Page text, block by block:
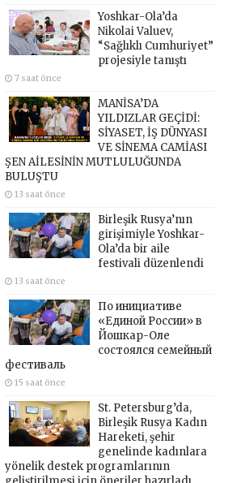
Yoshkar-Ola’da
Nikolai Valuev,
“Sağlıklı Cumhuriyet”
projesiyle tanıştı
7 saat önce
MANİSA’DA
YILDIZLAR GEÇİDİ:
SİYASET, İŞ DÜNYASI
VE SİNEMA CAMİASI
ŞEN AİLESİNİN MUTLULUĞUNDA
BULUŞTU
13 saat önce
Birleşik Rusya’nın
girişimiyle Yoshkar-
Ola’da bir aile
festivali düzenlendi
13 saat önce
По инициативе
«Единой России» в
Йошкар-Оле
состоялся семейный
фестиваль
15 saat önce
St. Petersburg’da,
Birleşik Rusya Kadın
Hareketi, şehir
genelinde kadınlara
yönelik destek programlarının